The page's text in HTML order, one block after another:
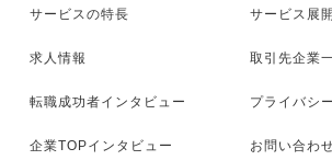
サービスの特長
求人情報
転職成功者インタビュー
企業TOPインタビュー
サービス展
取引先企業
プライバシ
お問い合わ